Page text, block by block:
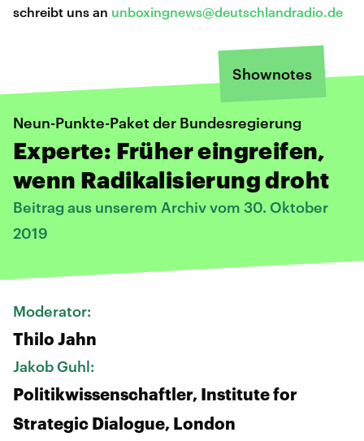
schreibt uns an unboxingnews@deutschlandradio.de
Shownotes
Neun-Punkte-Paket der Bundesregierung
Experte: Früher eingreifen,
wenn Radikalisierung droht
Beitrag aus unserem Archiv vom 30. Oktober
2019
Moderator:
Thilo Jahn
Jakob Guhl:
Politikwissenschaftler, Institute for
Strategic Dialogue, London